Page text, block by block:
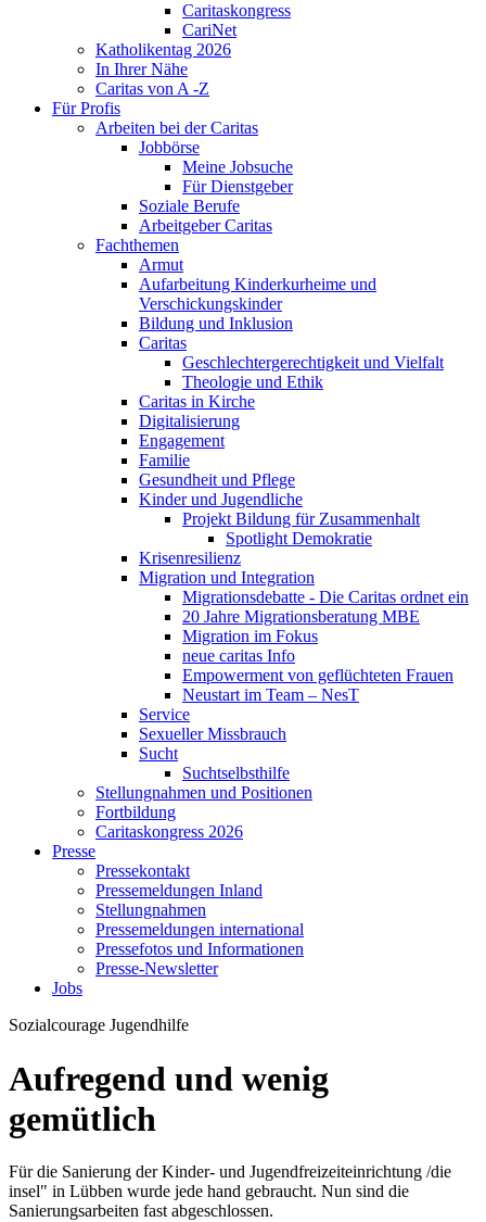
Caritaskongress
CariNet
Katholikentag 2026
In Ihrer Nähe
Caritas von A -Z
Für Profis
Arbeiten bei der Caritas
Jobbörse
Meine Jobsuche
Für Dienstgeber
Soziale Berufe
Arbeitgeber Caritas
Fachthemen
Armut
Aufarbeitung Kinderkurheime und
Verschickungskinder
Bildung und Inklusion
Caritas
Geschlechtergerechtigkeit und Vielfalt
Theologie und Ethik
Caritas in Kirche
Digitalisierung
Engagement
Familie
Gesundheit und Pflege
Kinder und Jugendliche
Projekt Bildung für Zusammenhalt
Spotlight Demokratie
Krisenresilienz
Migration und Integration
Migrationsdebatte - Die Caritas ordnet ein
20 Jahre Migrationsberatung MBE
Migration im Fokus
neue caritas Info
Empowerment von geflüchteten Frauen
Neustart im Team – NesT
Service
Sexueller Missbrauch
Sucht
Suchtselbsthilfe
Stellungnahmen und Positionen
Fortbildung
Caritaskongress 2026
Presse
Pressekontakt
Pressemeldungen Inland
Stellungnahmen
Pressemeldungen international
Pressefotos und Informationen
Presse-Newsletter
Jobs
Sozialcourage Jugendhilfe
Aufregend und wenig
gemütlich
Für die Sanierung der Kinder- und Jugendfreizeiteinrichtung /die
insel" in Lübben wurde jede hand gebraucht. Nun sind die
Sanierungsarbeiten fast abgeschlossen.